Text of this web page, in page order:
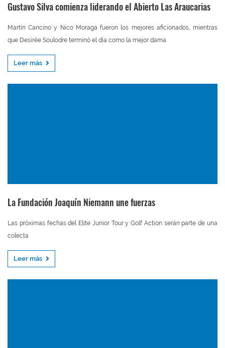
Gustavo Silva comienza liderando el Abierto Las Araucarias
Martín Cancino y Nico Moraga fueron los mejores aficionados, mientras
que Desirée Soulodre terminó el día como la mejor dama
Leer más
La Fundación Joaquín Niemann une fuerzas
Las próximas fechas del Elite Junior Tour y Golf Action serán parte de una
colecta
Leer más